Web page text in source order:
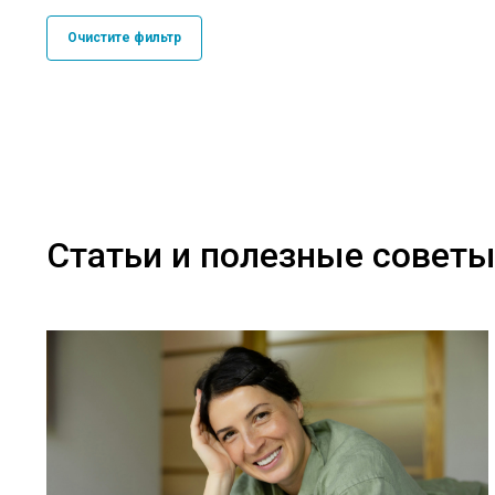
Очистите фильтр
Статьи и полезные советы